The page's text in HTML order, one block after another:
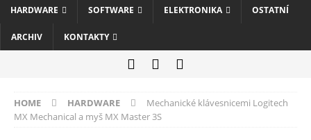
HARDWARE SOFTWARE ELEKTRONIKA OSTATNÍ
ARCHIV KONTAKTY
HOME HARDWARE
Mechanické klávesnicemi Logitech
MX Mechanical a myš MX Master 3S